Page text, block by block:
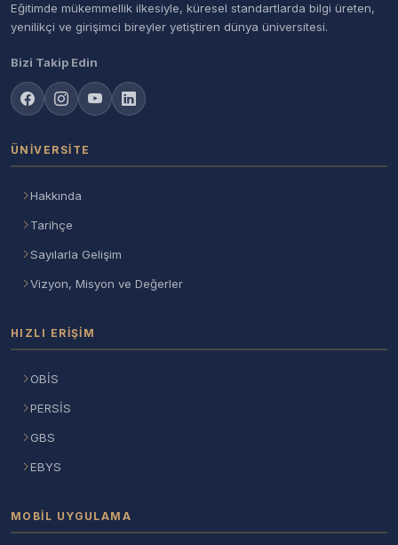
Eğitimde mükemmellik ilkesiyle, küresel standartlarda bilgi üreten,
yenilikçi ve girişimci bireyler yetiştiren dünya üniversitesi.
Bizi Takip Edin
ÜNIVERSITE
Hakkında
Tarihçe
Sayılarla Gelişim
Vizyon, Misyon ve Değerler
HIZLI ERIŞIM
OBİS
PERSİS
GBS
EBYS
MOBIL UYGULAMA